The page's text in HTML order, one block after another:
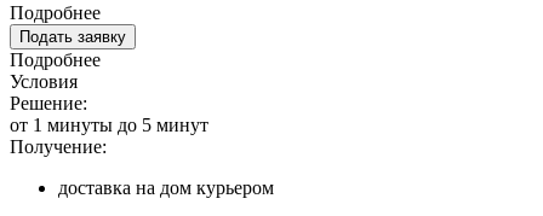
Подробнее
Подать заявку
Подробнее
Условия
Решение:
от 1 минуты до 5 минут
Получение:
доставка на дом курьером